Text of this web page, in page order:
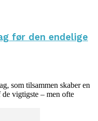
før den endelige
som tilsammen skaber en
vigtigste – men ofte